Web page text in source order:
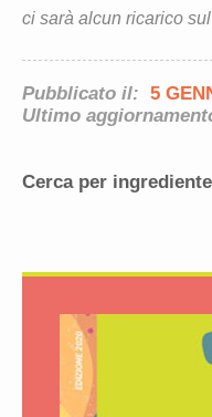
ci sarà alcun ricarico
Pubblicato il: 5
Ultimo
Cerca per